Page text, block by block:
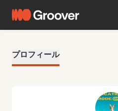
プロフィール